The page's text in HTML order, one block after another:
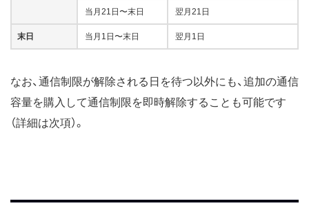
当月21日〜末日 翌月21日
末日 当月1日〜末日 翌月1日
なお、通信制限が解除される日を待つ以外にも、追加の通信
容量を購入して通信制限を即時解除することも可能です
（詳細は次項）。